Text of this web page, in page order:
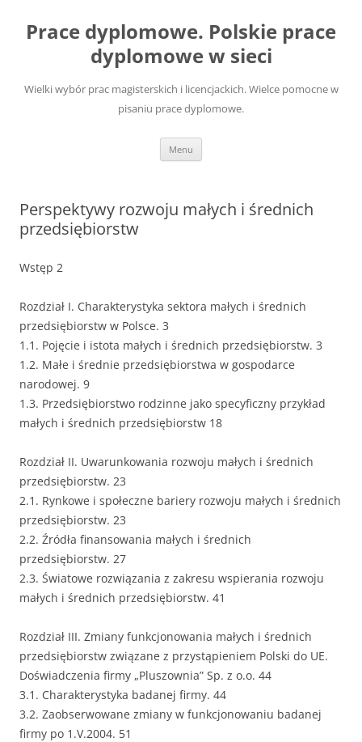
treści
Prace dyplomowe. Polskie prace
dyplomowe w sieci
Wielki wybór prac magisterskich i licencjackich. Wielce pomocne w
pisaniu prace dyplomowe.
Menu
Perspektywy rozwoju małych i średnich
przedsiębiorstw
Wstęp 2
Rozdział I. Charakterystyka sektora małych i średnich
przedsiębiorstw w Polsce. 3
1.1. Pojęcie i istota małych i średnich przedsiębiorstw. 3
1.2. Małe i średnie przedsiębiorstwa w gospodarce
narodowej. 9
1.3. Przedsiębiorstwo rodzinne jako specyficzny przykład
małych i średnich przedsiębiorstw 18
Rozdział II. Uwarunkowania rozwoju małych i średnich
przedsiębiorstw. 23
2.1. Rynkowe i społeczne bariery rozwoju małych i średnich
przedsiębiorstw. 23
2.2. Źródła finansowania małych i średnich
przedsiębiorstw. 27
2.3. Światowe rozwiązania z zakresu wspierania rozwoju
małych i średnich przedsiębiorstw. 41
Rozdział III. Zmiany funkcjonowania małych i średnich
przedsiębiorstw związane z przystąpieniem Polski do UE.
Doświadczenia firmy „Pluszownia” Sp. z o.o. 44
3.1. Charakterystyka badanej firmy. 44
3.2. Zaobserwowane zmiany w funkcjonowaniu badanej
firmy po 1.V.2004. 51